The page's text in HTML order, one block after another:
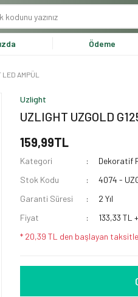
Ödeme
AMPÜL
Uzlight
UZLIGHT UZGOLD
159,99TL
Kategori
Dekoratif
Stok Kodu
4074 -
Garanti Süresi
2 Yıl
Fiyat
133,33 TL
* 20,39 TL den başlayan